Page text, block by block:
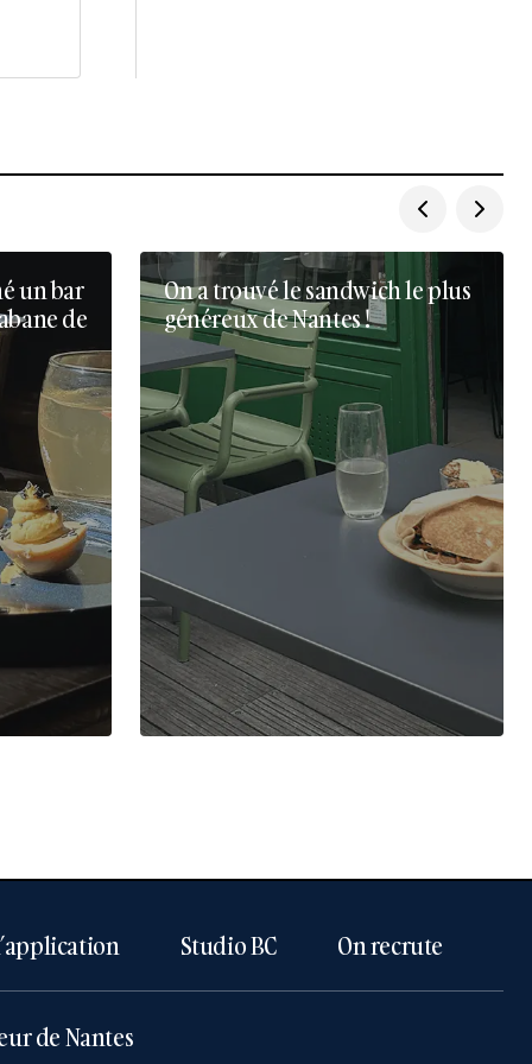
un bar
de
On a trouvé le sandwich le plus
généreux de Nantes !
Studio BC On recrute
de Nantes